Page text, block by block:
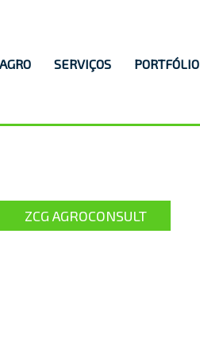
SERVIÇOS PORTFÓLIO
ZCG AGROCONSULT